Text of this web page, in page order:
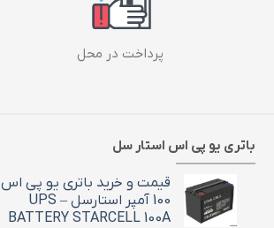
پرداخت در محل
باتری یو پی اس استار سل
قیمت و خرید باتری یو پی اس
100 آمپر استارسل – UPS
BATTERY STARCELL 100A